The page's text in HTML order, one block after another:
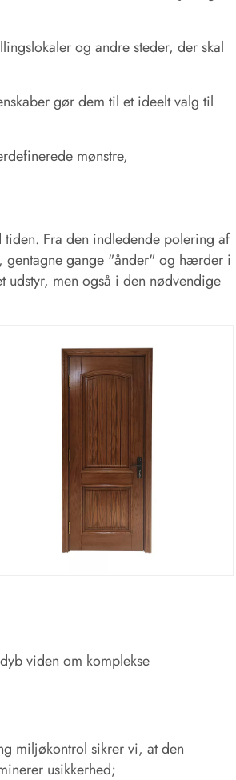
og andre steder, der skal
gør dem til et ideelt valg til
mønstre,
Fra den indledende polering af
gentagne gange "ånder" og hærder i
udstyr, men også i den nødvendige
viden om komplekse
miljøkontrol sikrer vi, at den
usikkerhed;